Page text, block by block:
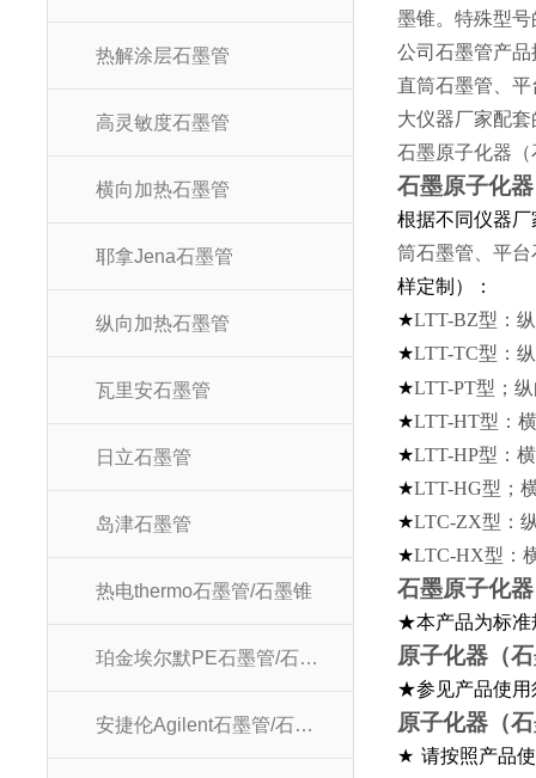
热解涂层石墨管
高灵敏度石墨管
横向加热石墨管
耶拿Jena石墨管
纵向加热石墨管
瓦里安石墨管
日立石墨管
岛津石墨管
热电thermo石墨管/石墨锥
珀金埃尔默PE石墨管/石墨锥
安捷伦Agilent石墨管/石墨锥
墨锥。特殊型
公司石墨管产
直筒石墨管、
大仪器厂家配
石墨原子化器
石墨原子
根据不同仪器
筒石墨管、平
样定制）：
★LTT-BZ型：
★LTT-TC型：
★LTT-PT型；
★LTT-HT型：
★LTT-HP型：
★LTT-HG型；
★LTC-ZX型：
★LTC-HX型：
石墨原子化器
★本产品为标准
原子化器
★参见产品使用
原子化器
★ 请按照产品